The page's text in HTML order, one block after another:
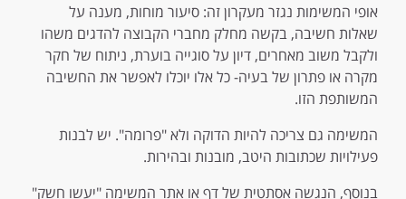
אופי המשימות נגזר מעקרון זה: סיעור מוחות, מענה על
שאלות חשיבה, בקשה מחלק מחברי הקבוצה להדגים משהו
ולקבל משוב מאחרים, דיון על סוגייה בוערת, ניתוח של חקר
מקרה או פתרון של בעיה- כל אלו יוכלו לאפשר את החשיבה
המשותפת הזו.
המשימה גם צריכה להיות הדוקה ולא "פרומה". יש לבנות
פעילויות שכתובות היטב, מובנות ובהירות.
בנוסף, הנגשה אסתטית של דף או אתר המשימה "יעשו חשק"